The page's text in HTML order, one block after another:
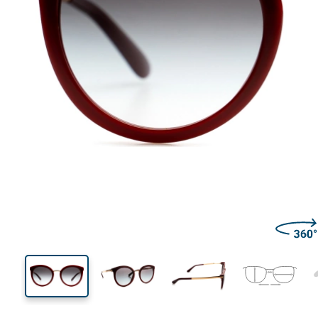
46 mm
Altezza lente
52 mm
Diametro lente (Calibro)
Diametro
lente